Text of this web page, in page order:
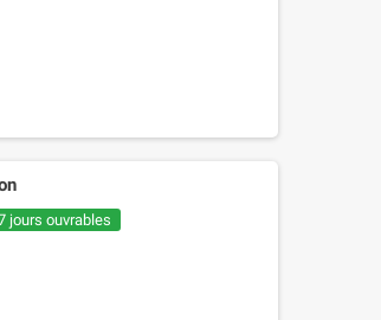
jours ouvrables